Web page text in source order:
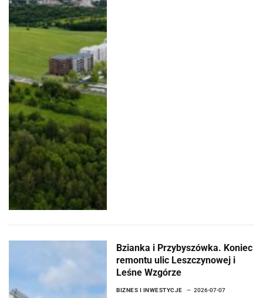
Bzianka i Przybyszówka. Koniec
remontu ulic Leszczynowej i
Leśne Wzgórze
BIZNES I INWESTYCJE 2026-07-07